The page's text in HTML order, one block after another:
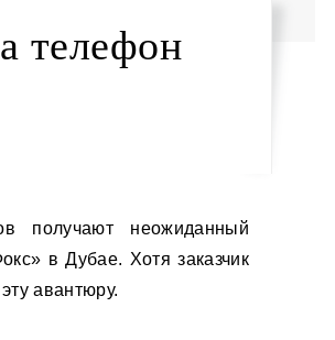
телефон
в Дубае. Хотя заказчик
авантюру.